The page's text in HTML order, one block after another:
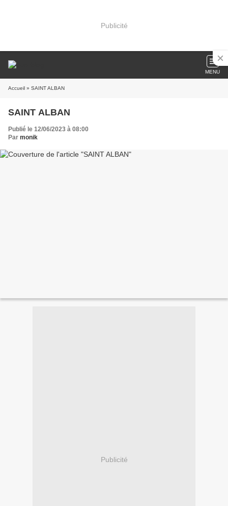
Publicité
MENU
Accueil » SAINT ALBAN
SAINT ALBAN
Publié le 12/06/2023 à 08:00
Par monik
Publicité